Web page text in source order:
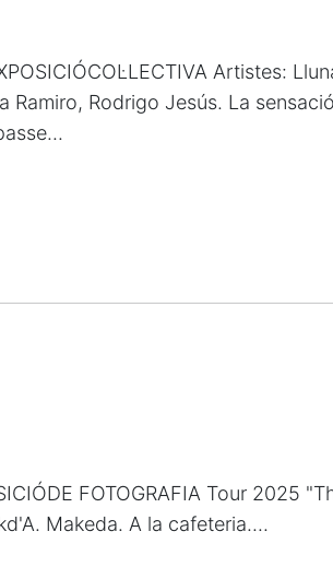
Artistes:
Ramiro, Rodrigo Jesús. La
FOTOGRAFIA Tour 2025
Makeda. A la cafeteria....